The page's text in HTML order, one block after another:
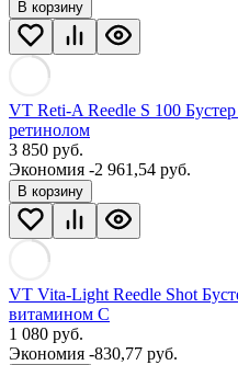
В корзину
VT Reti-A Reedle S 100
ретинолом
3 850 руб.
Экономия -2 961,54 руб.
В корзину
VT Vita-Light Reedle Shot
витамином С
1 080 руб.
Экономия -830,77 руб.